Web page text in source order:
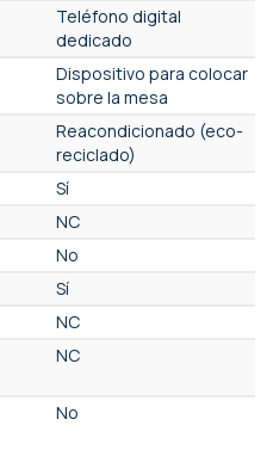
Teléfono digital
dedicado
Dispositivo para colocar
sobre la mesa
Reacondicionado (eco-
reciclado)
Sí
NC
No
Sí
NC
NC
No